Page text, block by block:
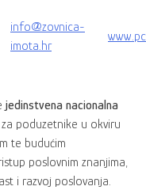
info@zovnica-
imota.hr
jedinstvena nacionalna
poduzetnike u okviru
te budućim
poslovnim znanjima,
i razvoj poslovanja.